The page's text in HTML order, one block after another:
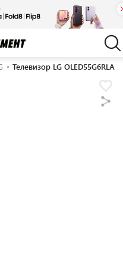
Телевизор LG OLED55G6RLA